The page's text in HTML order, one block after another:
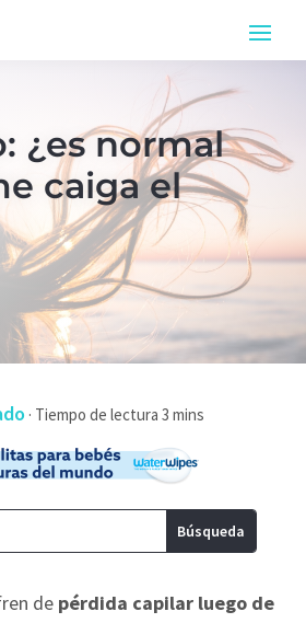
¿es normal
caiga el
·
de pérdida capilar luego de